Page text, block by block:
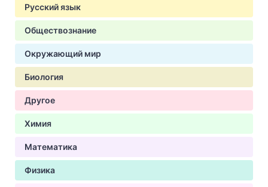
Русский язык
Обществознание
Окружающий мир
Биология
Другое
Химия
Математика
Физика